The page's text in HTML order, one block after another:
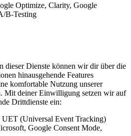
Optimize, Clarity, Google
B-Testing
dieser Dienste können wir dir über die
hinausgehende Features
komfortable Nutzung unserer
Mit deiner Einwilligung setzen wir auf
Drittdienste ein:
UET (Universal Event Tracking)
Google Consent Mode,